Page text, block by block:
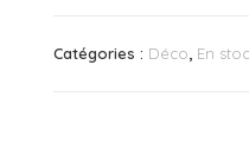
Maman
Catégories : Déco En